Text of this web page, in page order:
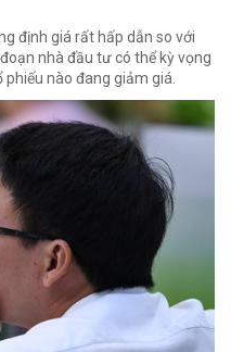
định giá rất hấp dẫn so với
nhà đầu tư có thể kỳ vọng
nào đang giảm giá.